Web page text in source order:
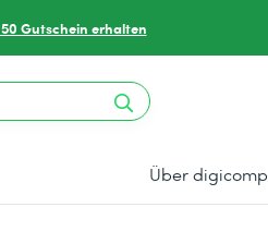
Gutschein erhalten
Über digicomp